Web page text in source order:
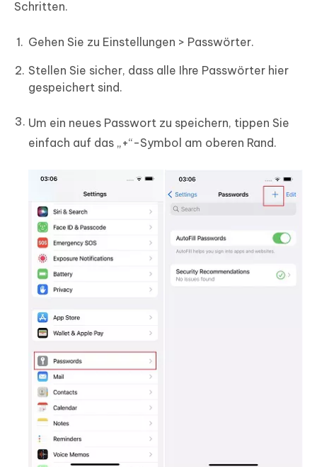
Schritten.
Gehen Sie zu Einstellungen > Passwörter.
Stellen Sie sicher, dass alle Ihre Passwörter hier
gespeichert sind.
Um ein neues Passwort zu speichern, tippen Sie
einfach auf das „+“-Symbol am oberen Rand.